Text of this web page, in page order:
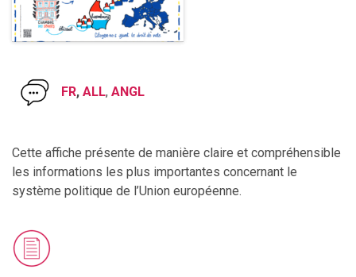
FR, ALL, ANGL
Cette affiche présente de manière claire et compréhensible
les informations les plus importantes concernant le
système politique de l’Union européenne.